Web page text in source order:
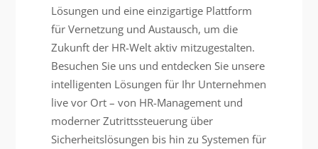
Lösungen und eine einzigartige Plattform
für Vernetzung und Austausch, um die
Zukunft der HR-Welt aktiv mitzugestalten.
Besuchen Sie uns und entdecken Sie unsere
intelligenten Lösungen für Ihr Unternehmen
live vor Ort – von HR-Management und
moderner Zutrittssteuerung über
Sicherheitslösungen bis hin zu Systemen für